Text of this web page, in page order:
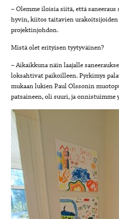
– Olemme iloisia siitä, että
hyvin, kiitos taitavien urakoitsijoiden
projektinjohdon.
Mistä olet erityisen tyytyväinen?
– Aikaikkuna näin laajalle
loksahtivat paikoilleen. Pyrkimys
mukaan lukien Paul Olssonin
patsaineen, oli suuri, ja